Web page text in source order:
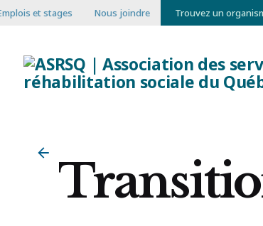
et stages Nous joindre Trouvez un